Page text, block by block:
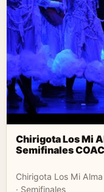
Chirigota Los Mi
Semifinales
Chirigota Los Mi
· Semifinales